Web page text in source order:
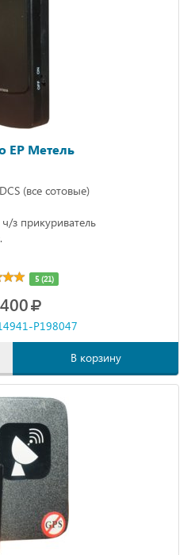
EP Метель
(все сотовые)
з прикуриватель
5 (21)
P198047
В корзину